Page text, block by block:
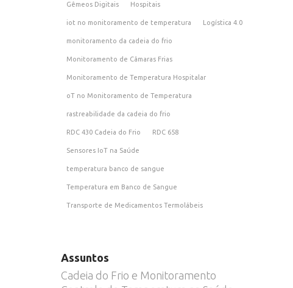
Gêmeos Digitais Hospitais
iot no monitoramento de temperatura Logística 4.0
monitoramento da cadeia do frio
Monitoramento de Câmaras Frias
Monitoramento de Temperatura Hospitalar
oT no Monitoramento de Temperatura
rastreabilidade da cadeia do frio
RDC 430 Cadeia do Frio RDC 658
Sensores IoT na Saúde
temperatura banco de sangue
Temperatura em Banco de Sangue
Transporte de Medicamentos Termolábeis
Assuntos
Cadeia do Frio e Monitoramento